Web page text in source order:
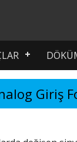
Giriş